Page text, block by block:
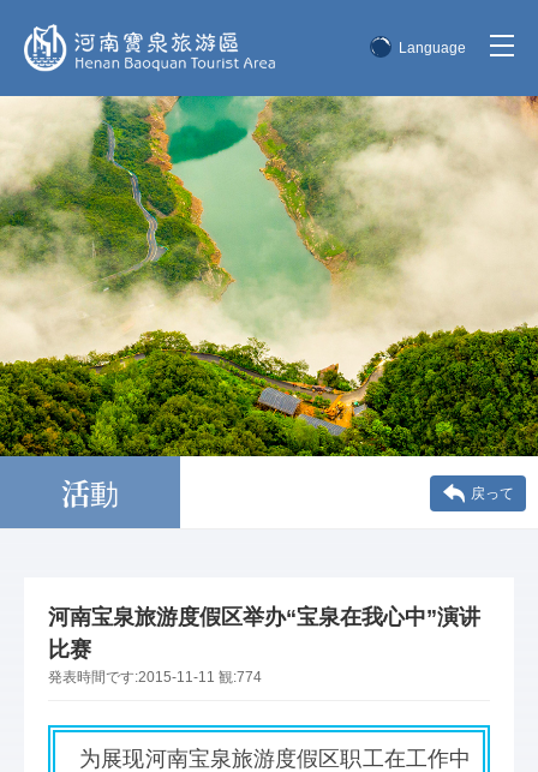
Language
English
한국어
日本語
活動 戻って
河南宝泉旅游度假区举办“宝泉在我心中”演讲
比赛
発表時間です:2015-11-11 観:774
为展现河南宝泉旅游度假区职工在工作中